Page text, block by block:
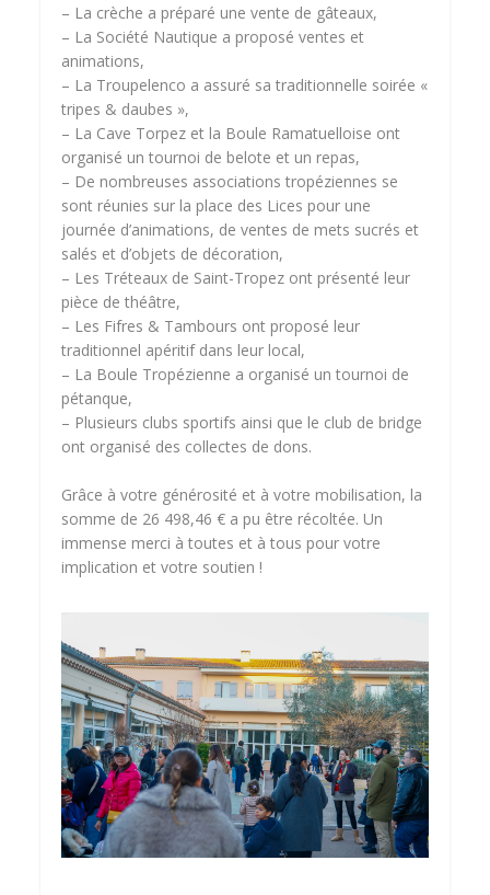
– La crèche a préparé une vente de gâteaux,
– La Société Nautique a proposé ventes et
animations,
– La Troupelenco a assuré sa traditionnelle soirée «
tripes & daubes »,
– La Cave Torpez et la Boule Ramatuelloise ont
organisé un tournoi de belote et un repas,
– De nombreuses associations tropéziennes se
sont réunies sur la place des Lices pour une
journée d’animations, de ventes de mets sucrés et
salés et d’objets de décoration,
– Les Tréteaux de Saint-Tropez ont présenté leur
pièce de théâtre,
– Les Fifres & Tambours ont proposé leur
traditionnel apéritif dans leur local,
– La Boule Tropézienne a organisé un tournoi de
pétanque,
– Plusieurs clubs sportifs ainsi que le club de bridge
ont organisé des collectes de dons.
Grâce à votre générosité et à votre mobilisation, la
somme de 26 498,46 € a pu être récoltée. Un
immense merci à toutes et à tous pour votre
implication et votre soutien !